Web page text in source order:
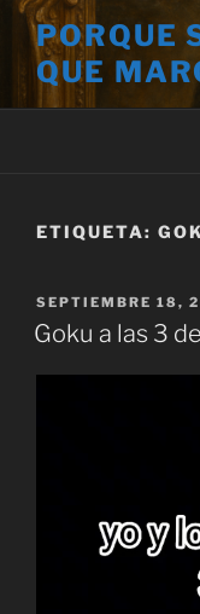
Saltar
contenido
PORQUE
QUE
ETIQUETA:
PUBLICADO
EL
SEPTIEMBRE 18,
Goku a las 3